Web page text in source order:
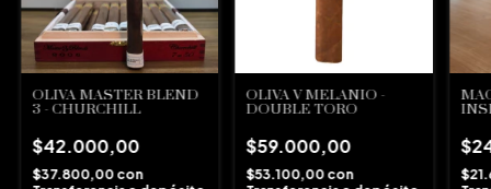
OLIVA MASTER BLEND
3 - CHURCHILL
$42.000,00
$37.800,00 con
OLIVA V MELANIO -
DOUBLE TORO
$59.000,00
$53.100,00 con